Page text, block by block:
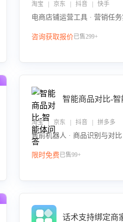
淘宝 | 京东 | 抖音 | 快手
电商店铺运营工具 · 营销任
咨询获取报价已售299+
智能商品对比-智
淘宝 | 京东 | 抖音 | 拼多多
售前机器人 · 商品识别与对
限时免费已售99+
话术支持绑定商